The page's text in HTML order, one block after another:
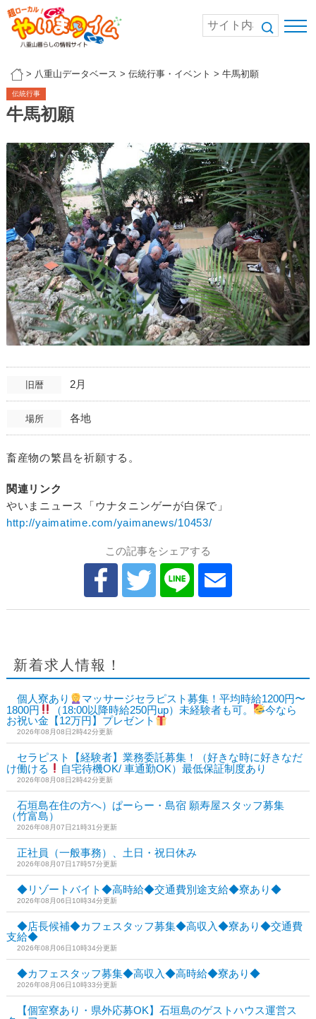
> 八重山データベース > 伝統行事・イベント > 牛馬初願
伝統行事
牛馬初願
旧暦 2月
場所 各地
畜産物の繁昌を祈願する。
関連リンク
やいまニュース「ウナタニンゲーが白保で」
http://yaimatime.com/yaimanews/10453/
この記事をシェアする
新着求人情報！
個人寮あり
マッサージセラピスト募集！平均時給1200円〜
1800円
（18:00以降時給250円up）未経験者も可。
今なら
お祝い金【12万円】プレゼント
2026年08月08日2時42分更新
セラピスト【経験者】業務委託募集！（好きな時に好きなだ
け働ける
自宅待機OK/ 車通勤OK）最低保証制度あり
2026年08月08日2時42分更新
石垣島在住の方へ）ぱーらー・島宿 願寿屋スタッフ募集
（竹富島）
2026年08月07日21時31分更新
正社員（一般事務）、土日・祝日休み
2026年08月07日17時57分更新
◆リゾートバイト◆高時給◆交通費別途支給◆寮あり◆
2026年08月06日10時34分更新
◆店長候補◆カフェスタッフ募集◆高収入◆寮あり◆交通費
支給◆
2026年08月06日10時34分更新
◆カフェスタッフ募集◆高収入◆高時給◆寮あり◆
2026年08月06日10時33分更新
【個室寮あり・県外応募OK】石垣島のゲストハウス運営ス